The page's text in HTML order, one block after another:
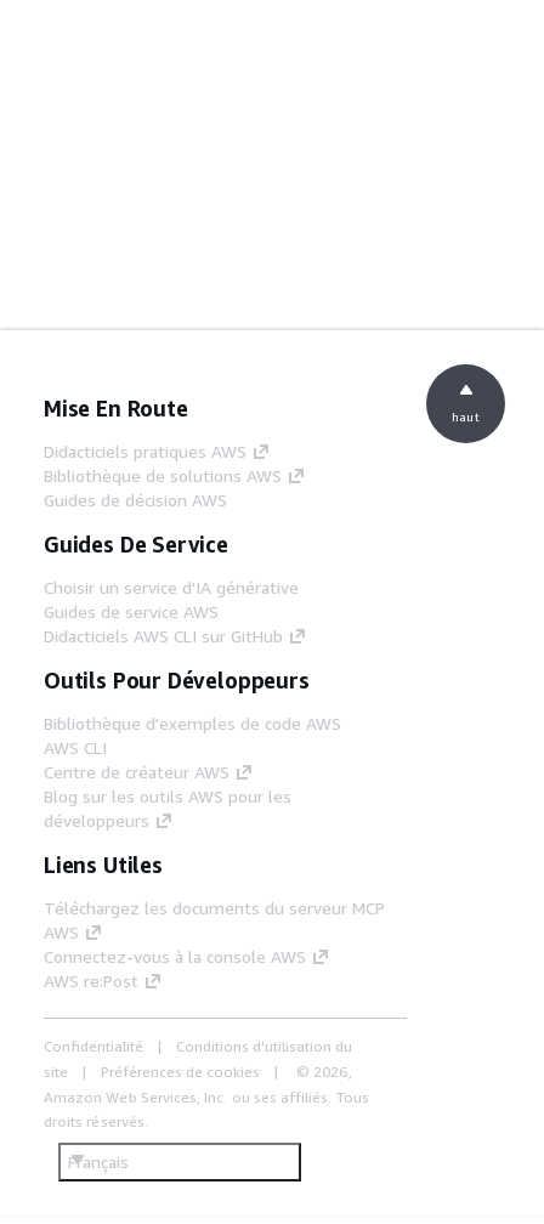
Mise En Route
Didacticiels pratiques AWS
Bibliothèque de solutions AWS
Guides de décision AWS
Guides De Service
Choisir un service d'IA générative
Guides de service AWS
Didacticiels AWS CLI sur GitHub
Outils Pour Développeurs
Bibliothèque d'exemples de code AWS
AWS CLI
Centre de créateur AWS
Blog sur les outils AWS pour les
développeurs
Liens Utiles
Téléchargez les documents du serveur MCP
AWS
Connectez-vous à la console AWS
AWS re:Post
Confidentialité
Conditions d'utilisation du
site
Préférences de cookies
© 2026,
Amazon Web Services, Inc. ou ses affiliés. Tous
droits réservés.
Français
haut